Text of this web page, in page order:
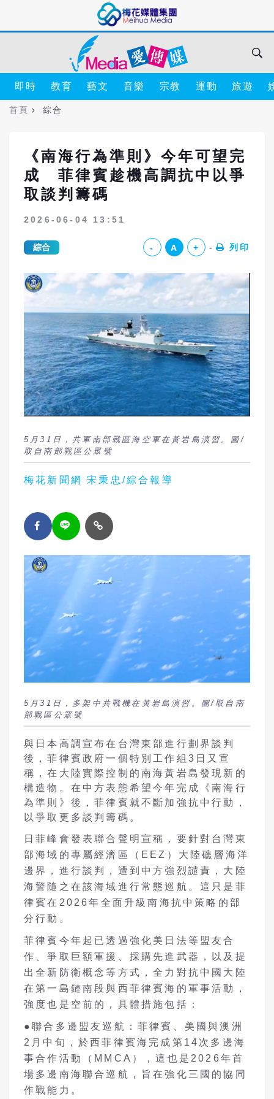
即時 教育 藝文 音樂 宗教 運動 旅遊
首頁 綜合
《南海行為準則》今年可望完
成 菲律賓趁機高調抗中以爭
取談判籌碼
2026-06-04 13:51
綜合 - A + 列印
5月31日，共軍南部戰區海空軍在黃岩島演習。圖/
取自南部戰區公眾號
梅花新聞網 宋秉忠/綜合報導
5月31日，多架中共戰機在黃岩島演習。圖/取自南
部戰區公眾號
與日本高調宣布在台灣東部進行劃界談判
後，菲律賓政府一個特別工作組 3 日又宣
稱，在大陸實際控制的南海黃岩島發現新的
構造物。在中方表態希望今年完成《南海行
為準則》後，菲律賓就不斷加強抗中行動，
以爭取更多談判籌碼。
日菲峰會發表聯合聲明宣稱，要針對台灣東
部海域的專屬經濟區（ EEZ ）大陸礁層海洋
邊界，進行談判，遭到中方強烈譴責，大陸
海警隨之在該海域進行常態巡航。這只是菲
律賓在 2026年全面升級南海抗中策略的部
分行動。
菲律賓今年起已透過強化美日法等盟友合
作、爭取巨額軍援、採購先進武器，以及提
出全新防衛概念等方式，全力對抗中國大陸
在第一島鏈南段與西菲律賓海的軍事活動，
強度也是空前的，具體措施包括：
●聯合多邊盟友巡航：菲律賓、美國與澳洲
2 月中旬，於西菲律賓海完成第 14 次多邊海
事合作活動（ MMCA ），這也是 2026年首
場多邊南海聯合巡航，旨在強化三國的協同
作戰能力。